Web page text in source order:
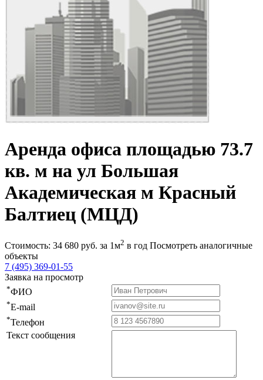
Аренда офиса площадью 73.7
кв. м на ул Большая
Академическая м Красный
Балтиец (МЦД)
Стоимость: 34 680 руб. за 1м2 в год Посмотреть аналогичные
объекты
7 (495) 369-01-55
Заявка на просмотр
*ФИО
*E-mail
*Телефон
Текст сообщения